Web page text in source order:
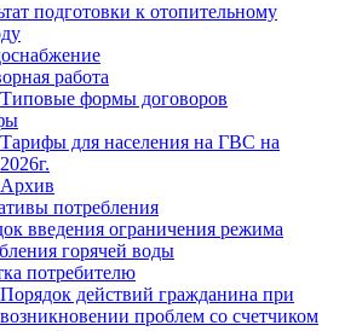
подготовки к отопительному
работа
Типовые формы договоров
Тарифы для населения на ГВС на
2026г.
Архив
потребления
введения ограничения режима
горячей воды
потребителю
Порядок действий гражданина при
возникновении проблем со счетчиком